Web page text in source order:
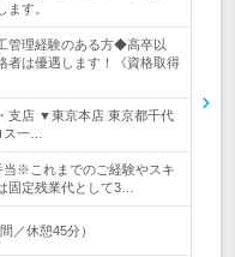
す。
管理経験のある方◆高卒以
者は優遇します！《資格取得
支店 ▼東京本店 東京都千代
一…
当※これまでのご経験やスキ
固定残業代として3…
／休憩45分）